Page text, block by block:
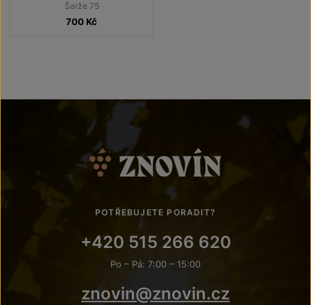
Šarže 75
700 Kč
POTŘEBUJETE PORADIT?
+420 515 266 620
Po – Pá: 7:00 – 15:00
znovin@znovin.cz